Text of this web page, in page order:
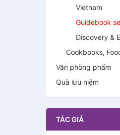
Vietnam
Guidebook
Discovery &
Cookbooks,
Văn phòng phẩm
Quà lưu niệm
TÁC GIẢ